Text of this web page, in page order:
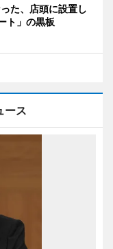
た、店頭に設置し
ト」の黒板
ース